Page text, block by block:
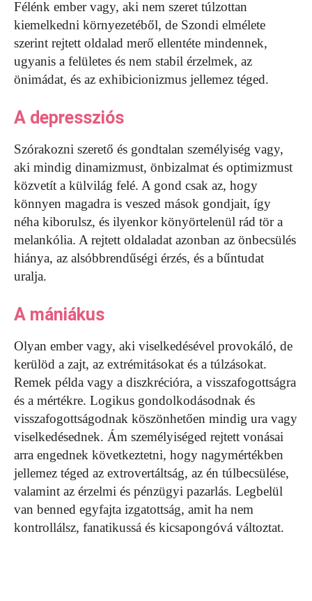
Félénk ember vagy, aki nem szeret túlzottan
kiemelkedni környezetéből, de Szondi elmélete
szerint rejtett oldalad merő ellentéte mindennek,
ugyanis a felületes és nem stabil érzelmek, az
önimádat, és az exhibicionizmus jellemez téged.
A depressziós
Szórakozni szerető és gondtalan személyiség vagy,
aki mindig dinamizmust, önbizalmat és optimizmust
közvetít a külvilág felé. A gond csak az, hogy
könnyen magadra is veszed mások gondjait, így
néha kiborulsz, és ilyenkor könyörtelenül rád tör a
melankólia. A rejtett oldaladat azonban az önbecsülés
hiánya, az alsóbbrendűségi érzés, és a bűntudat
uralja.
A mániákus
Olyan ember vagy, aki viselkedésével provokáló, de
kerülöd a zajt, az extrémitásokat és a túlzásokat.
Remek példa vagy a diszkrécióra, a visszafogottságra
és a mértékre. Logikus gondolkodásodnak és
visszafogottságodnak köszönhetően mindig ura vagy
viselkedésednek. Ám személyiséged rejtett vonásai
arra engednek következtetni, hogy nagymértékben
jellemez téged az extrovertáltság, az én túlbecsülése,
valamint az érzelmi és pénzügyi pazarlás. Legbelül
van benned egyfajta izgatottság, amit ha nem
kontrollálsz, fanatikussá és kicsapongóvá változtat.